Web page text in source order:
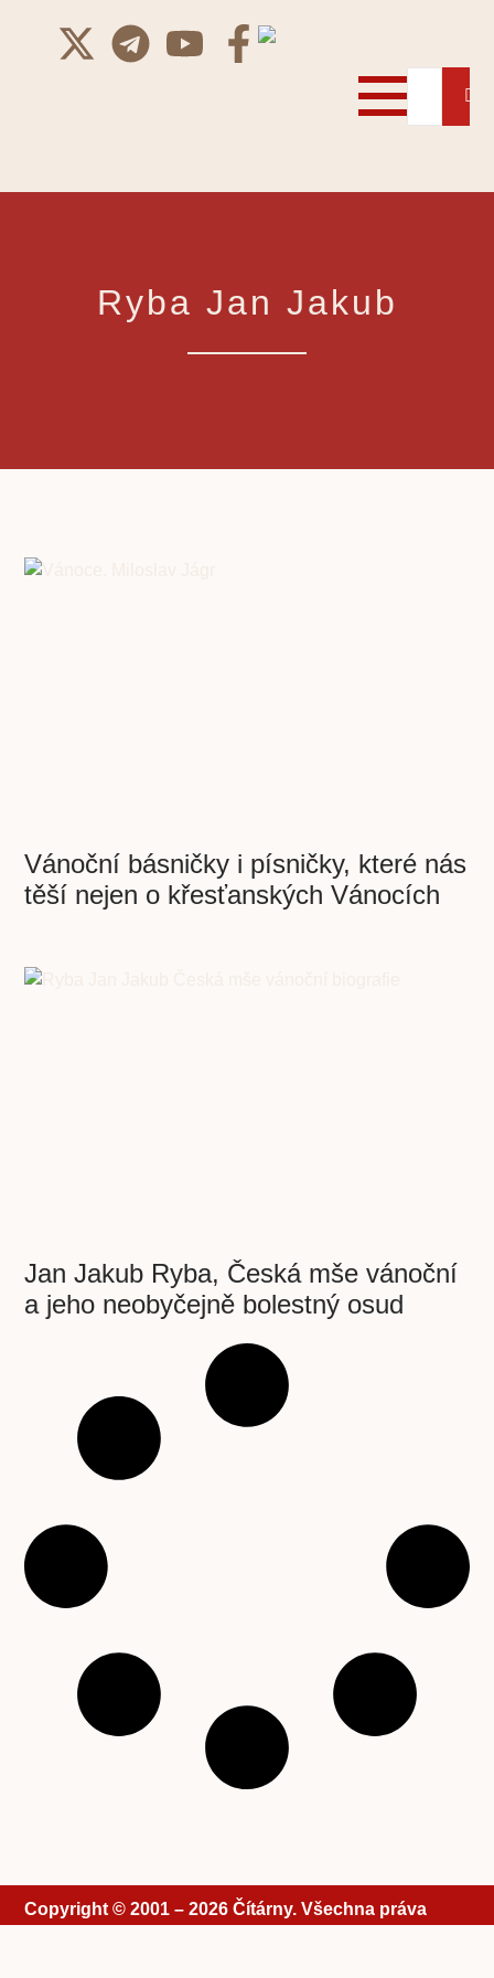
Ryba Jan Jakub
Vánoční básničky i písničky, které nás
těší nejen o křesťanských Vánocích
Jan Jakub Ryba, Česká mše vánoční
a jeho neobyčejně bolestný osud
Copyright © 2001 – 2026 Čítárny. Všechna práva